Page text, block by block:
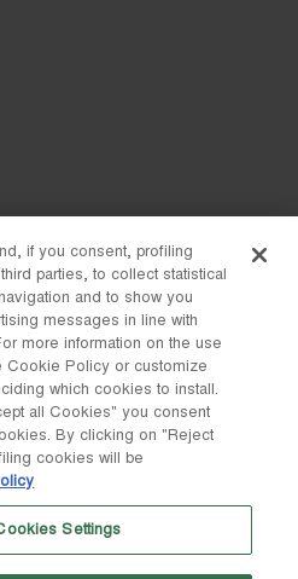
e coordinamento da parte di
if you consent, profiling
parties, to collect statistical
and to show you
messages in line with
more information on the use
Cookie Policy or customize
which cookies to install.
all Cookies" you consent
By clicking on "Reject
cookies will be
Settings